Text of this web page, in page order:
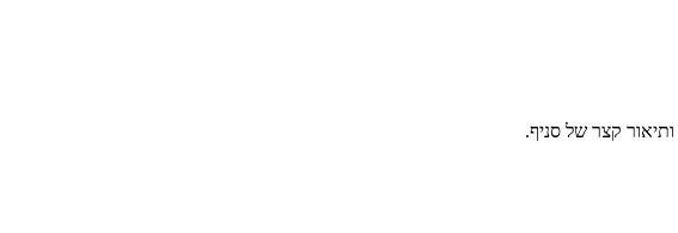
ותיאור קצר של סניף.